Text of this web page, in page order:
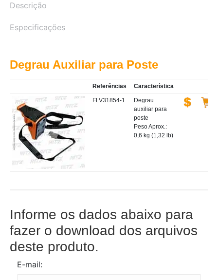
Descrição
Especificações
Degrau Auxiliar para Poste
Referências Característica
FLV31854-1
Degrau
auxiliar para
poste
Peso Aprox.:
0,6 kg (1,32 lb)
Informe os dados abaixo para
fazer o download dos arquivos
deste produto.
E-mail: